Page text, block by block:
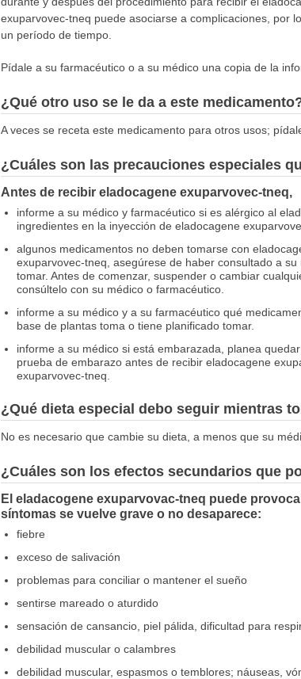
exuparvovec-tneq puede asociarse a complicaciones, por
un período de tiempo.
Pídale a su farmacéutico o a su médico una copia de la
¿Qué otro uso se le da a este
A veces se receta este medicamento para otros usos;
¿Cuáles son las precauciones especiales
Antes de recibir eladocagene exuparvovec-tneq,
informe a su médico y farmacéutico si es alérgico al
ingredientes en la inyección de eladocagene
algunos medicamentos no deben tomarse con
exuparvovec-tneq, asegúrese de haber consultado a
tomar. Antes de comenzar, suspender o cambiar
consúltelo con su médico o farmacéutico.
informe a su médico y a su farmacéutico qué
base de plantas toma o tiene planificado tomar.
informe a su médico si está embarazada, planea
prueba de embarazo antes de recibir eladocagene
exuparvovec-tneq.
¿Qué dieta especial debo seguir mientras
No es necesario que cambie su dieta, a menos que su
¿Cuáles son los efectos secundarios que
El eladacogene exuparvovac-tneq puede
síntomas se vuelve grave o no desaparece:
fiebre
exceso de salivación
problemas para conciliar o mantener el sueño
sentirse mareado o aturdido
sensación de cansancio, piel pálida, dificultad para
debilidad muscular o calambres
debilidad muscular, espasmos o temblores; náuseas,